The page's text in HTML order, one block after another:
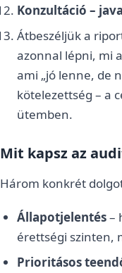
Konzultáció –
Átbeszéljük a
azonnal lépni, mi
ami „jó lenne, de
kötelezettség – a
ütemben.
Mit kapsz az
Három konkrét
Állapotjelentés–
érettségi szinten,
Prioritásos